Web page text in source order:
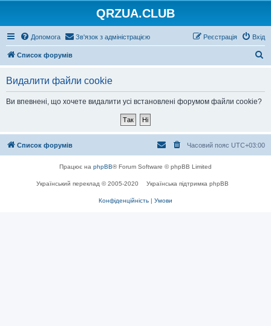
QRZUA.CLUB
Допомога Зв'язок з адміністрацією Вхід
Реєстрація
Список форумів
Видалити файли cookie
Ви впевнені, що хочете видалити усі встановлені форумом файли cookie?
Список форумів Часовий пояс UTC+03:00
Працює на phpBB® Forum Software © phpBB Limited
Український переклад © 2005-2020 Українська підтримка phpBB
Конфіденційність | Умови